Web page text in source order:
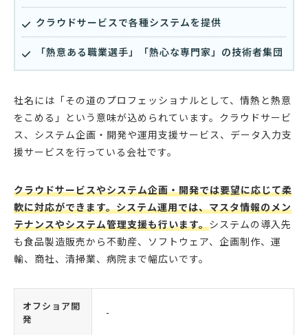
クラウドサービスで各種システムを提供
「熱意ある職業選手」「熱心な専門家」の技術者集団
社名には「その道のプロフェッショナルとして、情熱と熱意
をこめる」という意味が込められています。クラウドサービ
ス、システム企画・開発や運用支援サービス、データ入力支
援サービスを行っている会社です。
クラウドサービスやシステム企画・開発では要望に応じて柔
軟に対応ができます。システム運用では、マスタ情報のメン
テナンスやシステム管理支援も行います。システムの導入先
も食品製造販売から不動産、ソフトウェア、企画制作、運
輸、商社、清掃業、病院まで幅広いです。
オフショア開
発
-